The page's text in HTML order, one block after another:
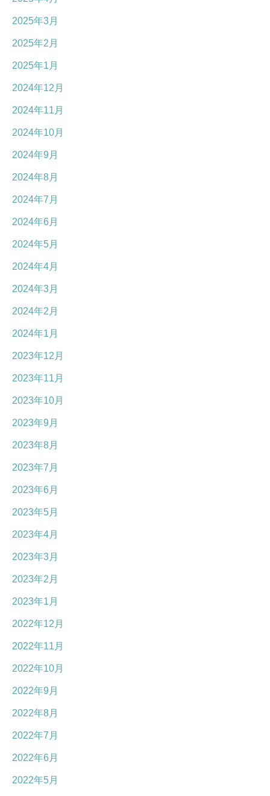
2025年3月
2025年2月
2025年1月
2024年12月
2024年11月
2024年10月
2024年9月
2024年8月
2024年7月
2024年6月
2024年5月
2024年4月
2024年3月
2024年2月
2024年1月
2023年12月
2023年11月
2023年10月
2023年9月
2023年8月
2023年7月
2023年6月
2023年5月
2023年4月
2023年3月
2023年2月
2023年1月
2022年12月
2022年11月
2022年10月
2022年9月
2022年8月
2022年7月
2022年6月
2022年5月